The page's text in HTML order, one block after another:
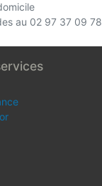
au 02 97 37 09 78